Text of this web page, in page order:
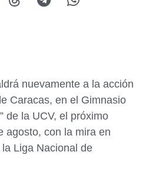
nuevamente a la acción
Caracas, en el Gimnasio
de la UCV, el próximo
agosto, con la mira en
Liga Nacional de